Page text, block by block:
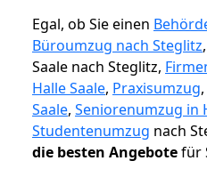
Egal, ob Sie einen
Büroumzug nach Steglitz,
Saale nach Steglitz,
Halle Saale, Praxisumzug,
Saale, Seniorenumzug in
Studentenumzug nach
die besten Angebotefür